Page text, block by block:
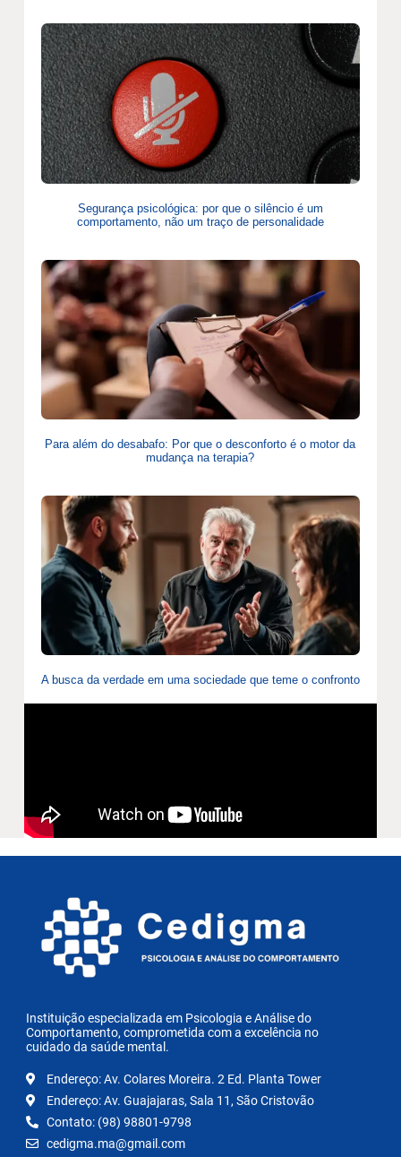
Segurança psicológica: por que o silêncio é um
comportamento, não um traço de personalidade
Para além do desabafo: Por que o desconforto é o motor da
mudança na terapia?
A busca da verdade em uma sociedade que teme o confronto
Instituição especializada em Psicologia e Análise do
Comportamento, comprometida com a excelência no
cuidado da saúde mental.
Endereço: Av. Colares Moreira. 2 Ed. Planta Tower
Endereço: Av. Guajajaras, Sala 11, São Cristovão
Contato: (98) 98801-9798
cedigma.ma@gmail.com